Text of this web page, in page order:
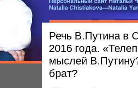
Персональный сайт Натальи
Речь В.Путина в
2016 года.
мыслей
брат?